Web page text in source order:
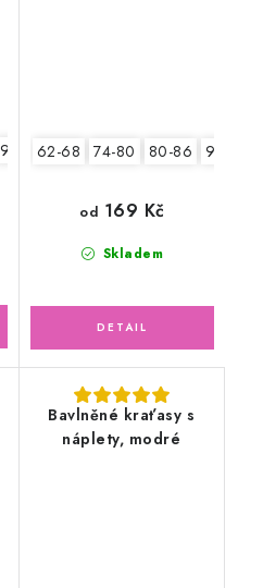
92-9862-68 74-80 80-86 92-98
Skladem
od 169 Kč
Bavlněné kraťasy s
náplety, modré